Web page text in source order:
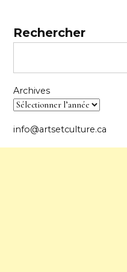
Rechercher
Archives
info@artsetculture.ca